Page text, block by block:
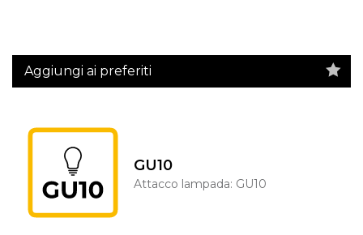
Aggiungi ai preferiti
GU10
Attacco lampada: GU10